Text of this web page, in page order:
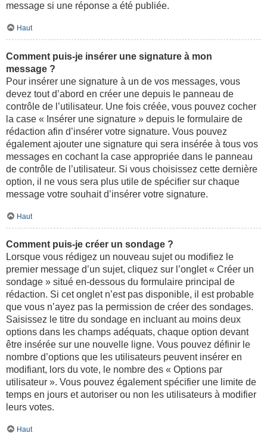
message si une réponse a été publiée.
Haut
Comment puis-je insérer une signature à mon
message ?
Pour insérer une signature à un de vos messages, vous
devez tout d’abord en créer une depuis le panneau de
contrôle de l’utilisateur. Une fois créée, vous pouvez cocher
la case « Insérer une signature » depuis le formulaire de
rédaction afin d’insérer votre signature. Vous pouvez
également ajouter une signature qui sera insérée à tous vos
messages en cochant la case appropriée dans le panneau
de contrôle de l’utilisateur. Si vous choisissez cette dernière
option, il ne vous sera plus utile de spécifier sur chaque
message votre souhait d’insérer votre signature.
Haut
Comment puis-je créer un sondage ?
Lorsque vous rédigez un nouveau sujet ou modifiez le
premier message d’un sujet, cliquez sur l’onglet « Créer un
sondage » situé en-dessous du formulaire principal de
rédaction. Si cet onglet n’est pas disponible, il est probable
que vous n’ayez pas la permission de créer des sondages.
Saisissez le titre du sondage en incluant au moins deux
options dans les champs adéquats, chaque option devant
être insérée sur une nouvelle ligne. Vous pouvez définir le
nombre d’options que les utilisateurs peuvent insérer en
modifiant, lors du vote, le nombre des « Options par
utilisateur ». Vous pouvez également spécifier une limite de
temps en jours et autoriser ou non les utilisateurs à modifier
leurs votes.
Haut